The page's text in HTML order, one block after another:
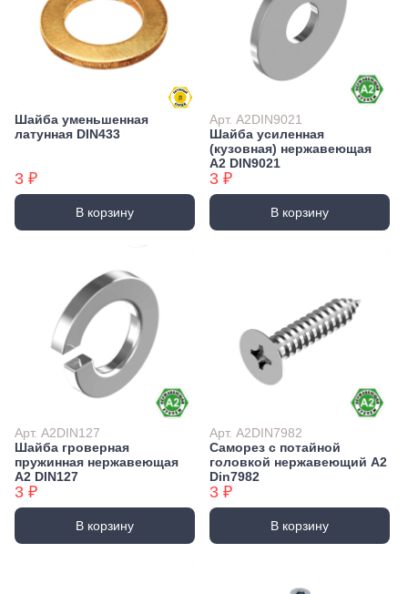
Шайба уменьшенная
латунная DIN433
3 ₽
В корзину
Арт. А2DIN9021
Шайба усиленная
(кузовная) нержавеющая
А2 DIN9021
3 ₽
В корзину
Арт. А2DIN127
Шайба гроверная
пружинная нержавеющая
А2 DIN127
3 ₽
В корзину
Арт. А2DIN7982
Саморез с потайной
головкой нержавеющий А2
Din7982
3 ₽
В корзину